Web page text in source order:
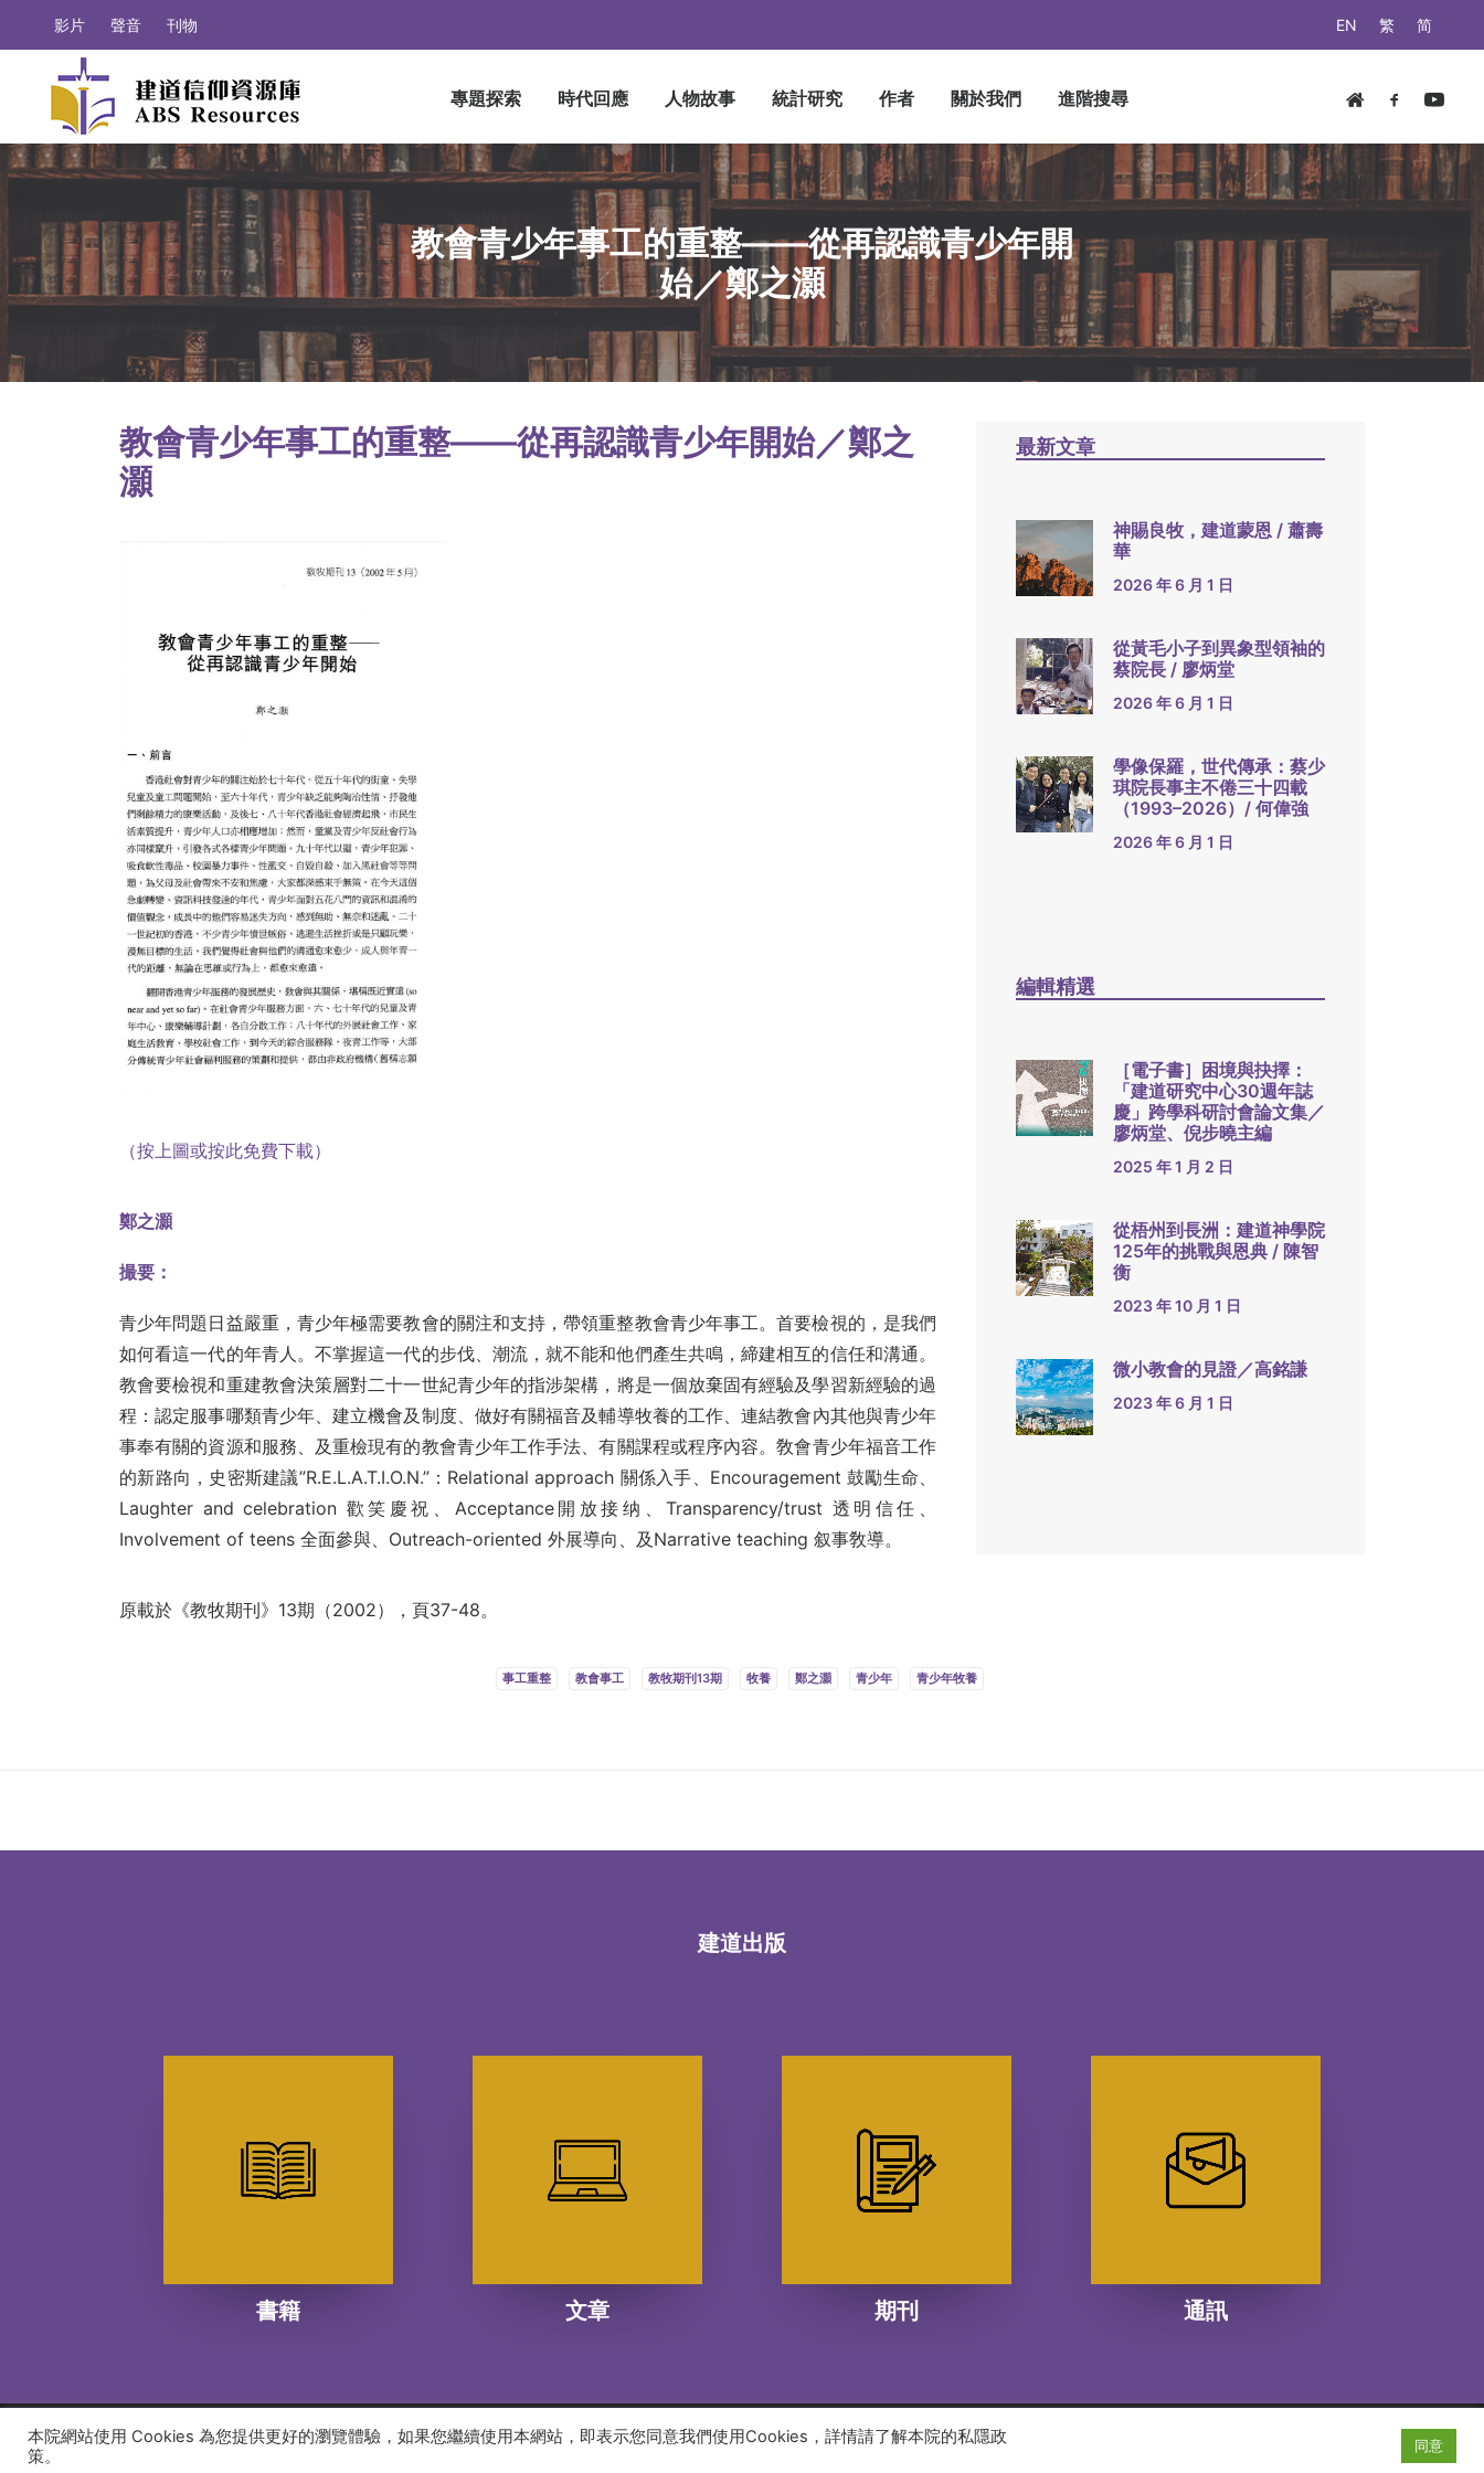
EN 繁 简
影片 聲音 刊物
專題探索 時代回應 人物故事 統計研究 作者 關於我們 進階搜尋
教會青少年事工的重整——從再認識青少年開
始／鄭之灝
教會青少年事工的重整——從再認識青少年開始／鄭之
灝
（按上圖或按此免費下載）
鄭之灝
撮要：
青少年問題日益嚴重，青少年極需要教會的關注和支持，帶領重整教會青少年事工。首要檢視的，是我們
如何看這一代的年青人。 不掌握這一代的步伐、潮流，就不能和他們產生共鳴，締建相互的信任和溝通。
教會要檢視和重建教會決策層對二十一世紀青少年的指涉架構，將是一個放棄固有經驗及學習新經驗的過
程：認定服事哪類青少年、建立機會及制度、 做好有關福音及輔導牧養的工作、連結教會內其他與青少年
事奉有關的資源和服務、及重檢現有的教會青少年工作手法、有關課程或程序內容。敎會青少年福音工作
的新路向，史密斯建議”R.E.L.A.T.I.O.N.”：Relational approach 關係入手、Encouragement 鼓勵生命、
Laughter and celebration 歡笑慶祝、Acceptance開放接纳、Transparency/trust 透明信任、
Involvement of teens 全面參與、Outreach-oriented 外展導向、及Narrative teaching 叙事敎導。
原載於《教牧期刊》13期（2002），頁37-48。
最新文章
神賜良牧，建道蒙恩 / 蕭壽
華
2026 年 6 月 1 日
從黃毛小子到異象型領袖的
蔡院長 / 廖炳堂
2026 年 6 月 1 日
學像保羅，世代傳承：蔡少
琪院長事主不倦三十四載
（1993–2026）/ 何偉強
2026 年 6 月 1 日
編輯精選
［電子書］困境與抉擇：
「建道研究中心30週年誌
慶」跨學科研討會論文集／
廖炳堂、倪步曉主編
2025 年 1 月 2 日
從梧州到長洲：建道神學院
125年的挑戰與恩典 / 陳智
衡
2023 年 10 月 1 日
微小教會的見證／高銘謙
2023 年 6 月 1 日
事工重整 教會事工 教牧期刊13期 牧養 鄭之灝 青少年 青少年牧養
建道出版
書籍 文章 期刊 通訊
© 2026 建道神學院Alliance Bible Seminary. All rights reserved
本院網站使用 Cookies 為您提供更好的瀏覽體驗，如果您繼續使用本網站，即表示您同意我們使用Cookies，詳情請了解本院的私隱政
策。
同意